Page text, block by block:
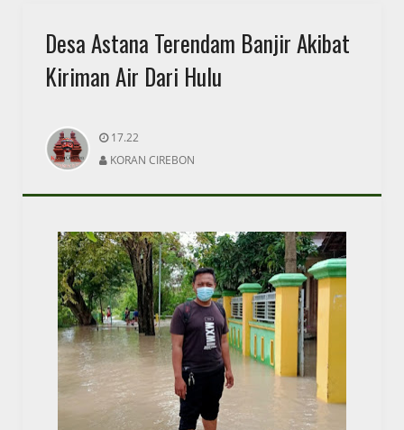
Desa Astana Terendam Banjir Akibat
Kiriman Air Dari Hulu
17.22
KORAN CIREBON